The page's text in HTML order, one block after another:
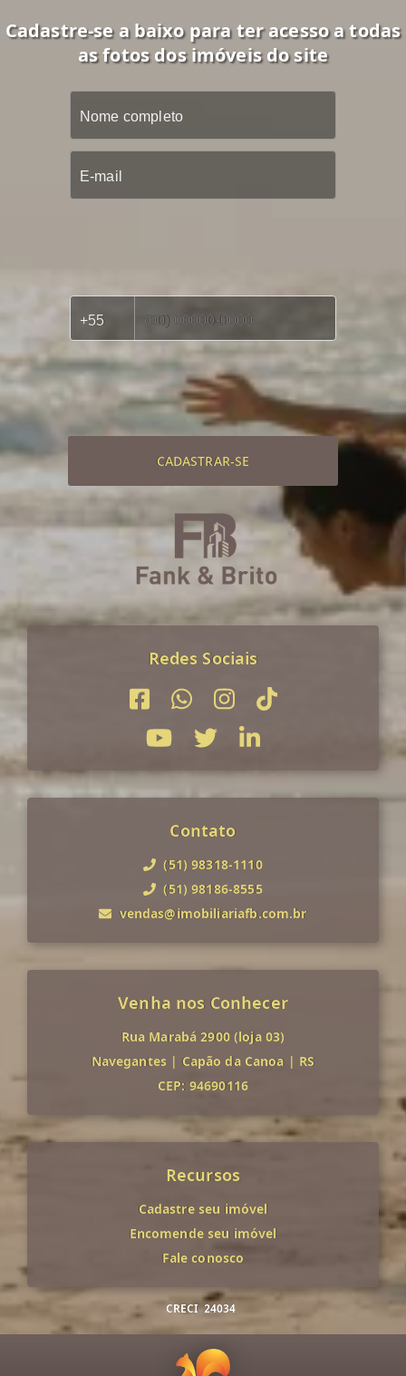
Cadastre-se a baixo para ter acesso a todas
as fotos dos imóveis do site
CADASTRAR-SE
Redes Sociais
Contato
(51) 98318-1110
(51) 98186-8555
vendas@imobiliariafb.com.br
Venha nos Conhecer
Rua Marabá 2900 (loja 03)
Navegantes | Capão da Canoa | RS
CEP: 94690116
Recursos
Cadastre seu imóvel
Encomende seu imóvel
Fale conosco
CRECI 24034